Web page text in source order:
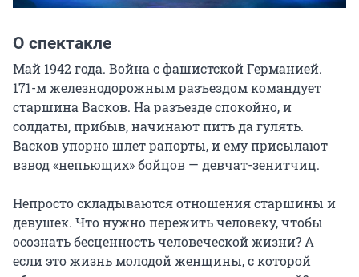
О спектакле
Май 1942 года. Война с фашистской Германией.
171-м железнодорожным разъездом командует
старшина Васков. На разъезде спокойно, и
солдаты, прибыв, начинают пить да гулять.
Васков упорно шлет рапорты, и ему присылают
взвод «непьющих» бойцов — девчат-зенитчиц.
Непросто складываются отношения старшины и
девушек. Что нужно пережить человеку, чтобы
осознать бесценность человеческой жизни? А
если это жизнь молодой женщины, с которой